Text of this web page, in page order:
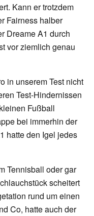
Kann er trotzdem
Fairness halber
Dreame A1 durch
vor ziemlich genau
in unserem Test nicht
Test-Hindernissen
Fußball
bei immerhin der
hatte den Igel jedes
Tennisball oder gar
scheitert
rund um einen
Co, hatte auch der